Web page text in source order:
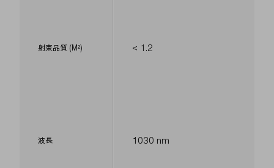
射束品質 (M²)
波長
< 1.2
1030 nm